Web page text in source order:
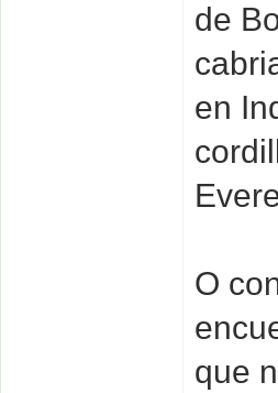
de
en
O
que